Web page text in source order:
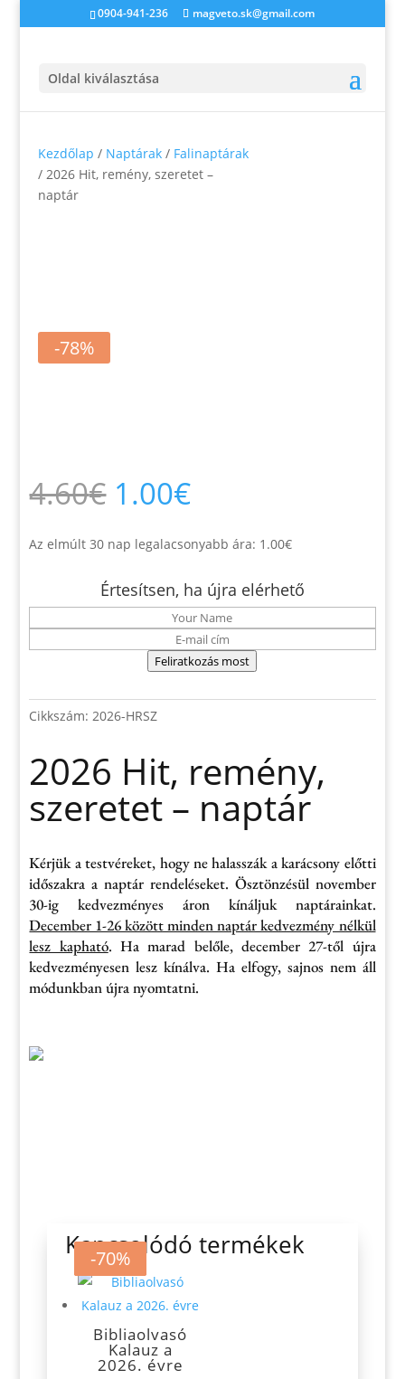
0904-941-236 magveto.sk@gmail.com
Oldal kiválasztása
Kezdőlap / Naptárak / Falinaptárak
/ 2026 Hit, remény, szeretet –
naptár
-78%
4.60€ Original
price
was:
4.60€.
1.00€Current
is:
1.00€.
Az elmúlt 30 nap legalacsonyabb ára: 1.00€
Értesítsen, ha újra elérhető
Feliratkozás most
Cikkszám:2026-HRSZ
2026 Hit, remény,
szeretet – naptár
Kérjük a testvéreket, hogy ne halasszák a karácsony előtti
időszakra a naptár rendeléseket. Ösztönzésül november
30-ig kedvezményes áron kínáljuk naptárainkat.
December 1-26 között minden naptár kedvezmény nélkül
lesz kapható. Ha marad belőle, december 27-től újra
kedvezményesen lesz kínálva. Ha elfogy, sajnos nem áll
módunkban újra nyomtatni.
Kapcsolódó termékek
-30%
Bibliaolvasó
Kalauz a
2026. évre
-30%
-71%
-70%